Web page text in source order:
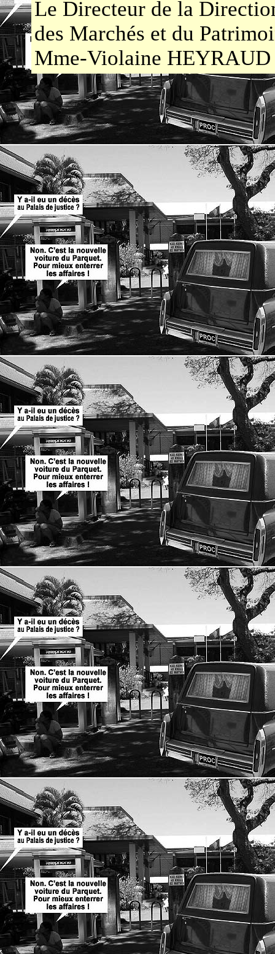
Le Directeur de la
des Marchés et du
Mme-Violaine HEYRAUD